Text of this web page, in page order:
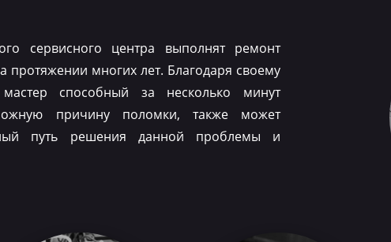
сервисного центра выполнят ремонт
протяжении многих лет. Благодаря своему
способный за несколько минут
причину поломки, также может
путь решения данной проблемы и